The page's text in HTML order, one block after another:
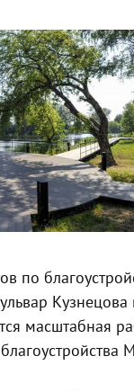
по
масштабная